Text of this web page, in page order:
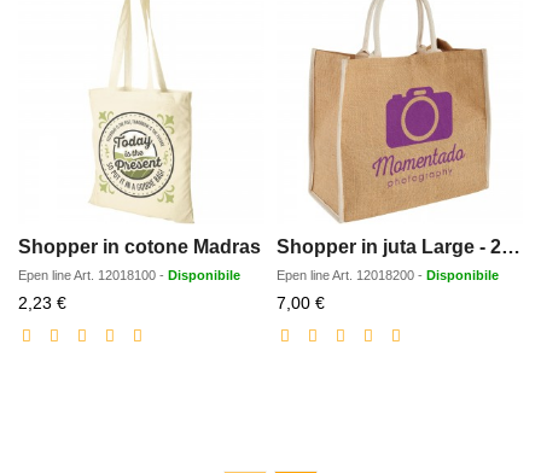
Shopper in cotone Madras
Epen lineArt. 12018100 - Disponibile
2,23 €Prezzo
scontato
Shopper in juta Large - 25L
Epen lineArt. 12018200 - Disponibile
7,00 €Prezzo
scontato